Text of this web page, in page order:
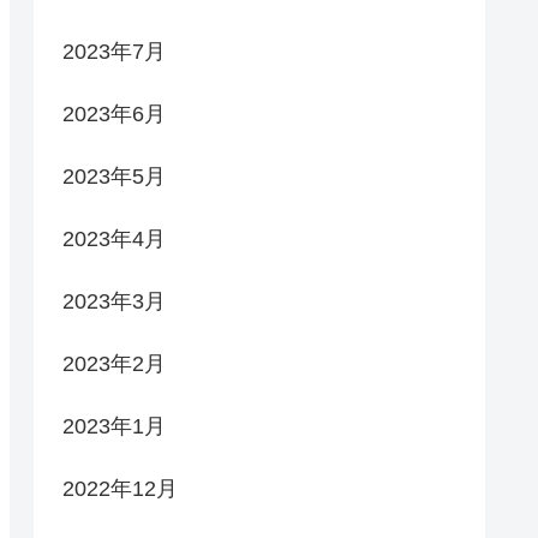
2023年7月
2023年6月
2023年5月
2023年4月
2023年3月
2023年2月
2023年1月
2022年12月